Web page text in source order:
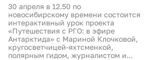
30 апреля в 12.50 по
новосибирскому времени состоится
интерактивный урок проекта
«Путешествия с РГО: в эфире
Антарктида» с Мариной Клочковой,
кругосветчицей-яхтсменкой,
полярным гидом, журналистом и...